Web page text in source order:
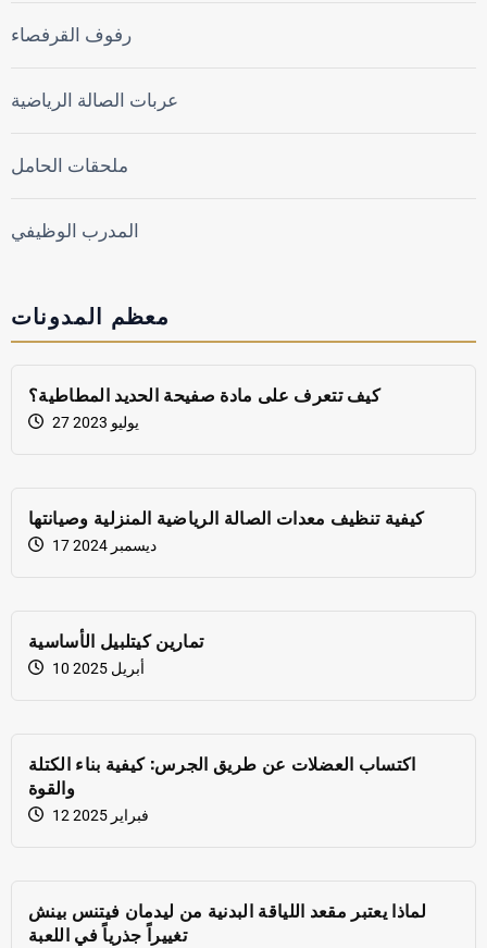
رفوف القرفصاء
عربات الصالة الرياضية
ملحقات الحامل
المدرب الوظيفي
معظم المدونات
كيف تتعرف على مادة صفيحة الحديد المطاطية؟
27 يوليو 2023
كيفية تنظيف معدات الصالة الرياضية المنزلية وصيانتها
17 ديسمبر 2024
تمارين كيتلبيل الأساسية
10 أبريل 2025
اكتساب العضلات عن طريق الجرس: كيفية بناء الكتلة
والقوة
12 فبراير 2025
لماذا يعتبر مقعد اللياقة البدنية من ليدمان فيتنس بينش
تغييراً جذرياً في اللعبة